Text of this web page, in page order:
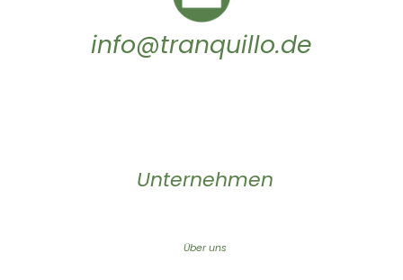
info@tranquillo.de
Unternehmen
Über uns